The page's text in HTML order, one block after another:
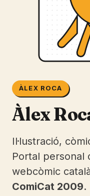
ÀLEX ROCA
Àlex
Il·lustració,
Portal personal
webcòmic
ComiCat 2009.